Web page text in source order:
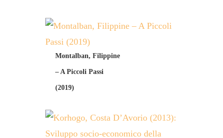
Montalban, Filippine
– A Piccoli Passi
(2019)